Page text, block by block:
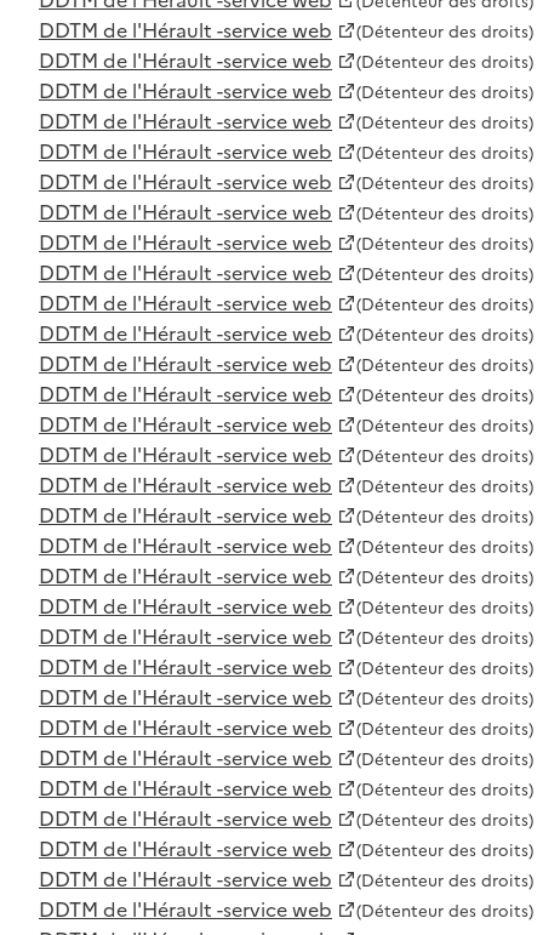
DDTM de l'Hérault -service web (Détenteur des droits)
DDTM de l'Hérault -service web (Détenteur des droits)
DDTM de l'Hérault -service web (Détenteur des droits)
DDTM de l'Hérault -service web (Détenteur des droits)
DDTM de l'Hérault -service web (Détenteur des droits)
DDTM de l'Hérault -service web (Détenteur des droits)
DDTM de l'Hérault -service web (Détenteur des droits)
DDTM de l'Hérault -service web (Détenteur des droits)
DDTM de l'Hérault -service web (Détenteur des droits)
DDTM de l'Hérault -service web (Détenteur des droits)
DDTM de l'Hérault -service web (Détenteur des droits)
DDTM de l'Hérault -service web (Détenteur des droits)
DDTM de l'Hérault -service web (Détenteur des droits)
DDTM de l'Hérault -service web (Détenteur des droits)
DDTM de l'Hérault -service web (Détenteur des droits)
DDTM de l'Hérault -service web (Détenteur des droits)
DDTM de l'Hérault -service web (Détenteur des droits)
DDTM de l'Hérault -service web (Détenteur des droits)
DDTM de l'Hérault -service web (Détenteur des droits)
DDTM de l'Hérault -service web (Détenteur des droits)
DDTM de l'Hérault -service web (Détenteur des droits)
DDTM de l'Hérault -service web (Détenteur des droits)
DDTM de l'Hérault -service web (Détenteur des droits)
DDTM de l'Hérault -service web (Détenteur des droits)
DDTM de l'Hérault -service web (Détenteur des droits)
DDTM de l'Hérault -service web (Détenteur des droits)
DDTM de l'Hérault -service web (Détenteur des droits)
DDTM de l'Hérault -service web (Détenteur des droits)
DDTM de l'Hérault -service web (Détenteur des droits)
DDTM de l'Hérault -service web (Détenteur des droits)